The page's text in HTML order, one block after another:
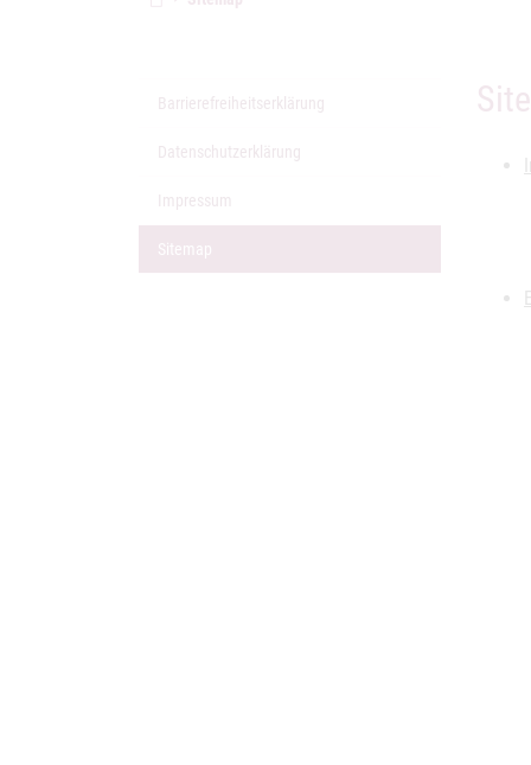
Barrierefreiheitserklärung
Datenschutzerklärung
Impressum
Sitemap